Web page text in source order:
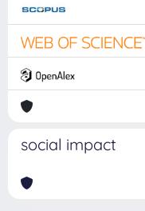
social impact